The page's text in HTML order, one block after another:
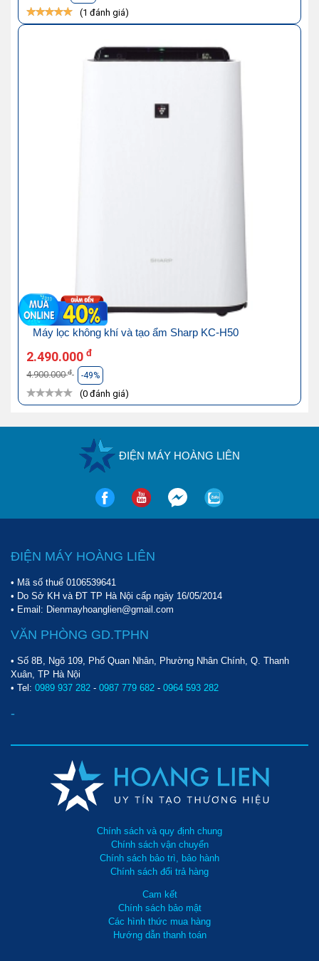
(1 đánh giá)
Máy lọc không khí và tạo ẩm Sharp KC-H50
2.490.000 đ
4.900.000đ -49%
(0 đánh giá)
ĐIỆN MÁY HOÀNG LIÊN
ĐIỆN MÁY HOÀNG LIÊN
• Mã số thuế 0106539641
• Do Sở KH và ĐT TP Hà Nội cấp ngày 16/05/2014
• Email: Dienmayhoanglien@gmail.com
VĂN PHÒNG GD.TPHN
• Số 8B, Ngõ 109, Phố Quan Nhân, Phường Nhân Chính, Q. Thanh
Xuân, TP Hà Nội
• Tel: 0989 937 282 - 0987 779 682 - 0964 593 282
-
Chính sách và quy định chung
Chính sách vận chuyển
Chính sách bảo trì, bảo hành
Chính sách đổi trả hàng
Cam kết
Chính sách bảo mật
Các hình thức mua hàng
Hướng dẫn thanh toán